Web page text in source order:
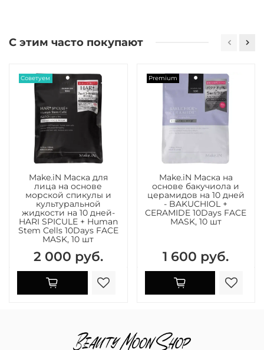
С этим часто покупают
Советуем
Make.iN Маска для
лица на основе
морской спикулы и
культуральной
жидкости на 10 дней-
HARI SPICULE + Human
Stem Cells 10Days FACE
MASK, 10 шт
2 000 руб.
Premium
Make.iN Маска на
основе бакучиола и
церамидов на 10 дней
- BAKUCHIOL +
CERAMIDE 10Days FACE
MASK, 10 шт
1 600 руб.